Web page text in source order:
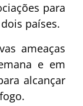
para
países.
ameaças
e em
alcançar